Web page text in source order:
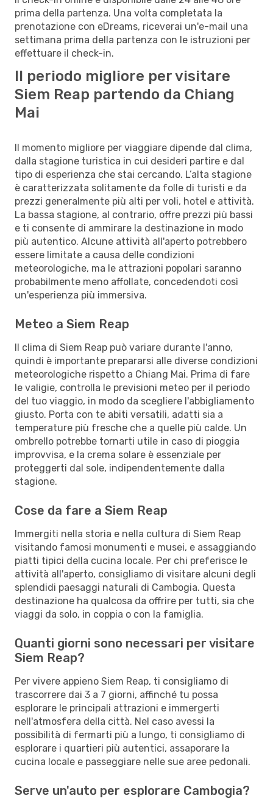
prima della partenza. Una volta completata la
prenotazione con eDreams, riceverai un'e-mail una
settimana prima della partenza con le istruzioni per
effettuare il check-in.
Il periodo migliore per visitare
Siem Reap partendo da Chiang
Mai
Il momento migliore per viaggiare dipende dal clima,
dalla stagione turistica in cui desideri partire e dal
tipo di esperienza che stai cercando. L’alta stagione
è caratterizzata solitamente da folle di turisti e da
prezzi generalmente più alti per voli, hotel e attività.
La bassa stagione, al contrario, offre prezzi più bassi
e ti consente di ammirare la destinazione in modo
più autentico. Alcune attività all'aperto potrebbero
essere limitate a causa delle condizioni
meteorologiche, ma le attrazioni popolari saranno
probabilmente meno affollate, concedendoti così
un'esperienza più immersiva.
Meteo a Siem Reap
Il clima di Siem Reap può variare durante l'anno,
quindi è importante prepararsi alle diverse condizioni
meteorologiche rispetto a Chiang Mai. Prima di fare
le valigie, controlla le previsioni meteo per il periodo
del tuo viaggio, in modo da scegliere l'abbigliamento
giusto. Porta con te abiti versatili, adatti sia a
temperature più fresche che a quelle più calde. Un
ombrello potrebbe tornarti utile in caso di pioggia
improvvisa, e la crema solare è essenziale per
proteggerti dal sole, indipendentemente dalla
stagione.
Cose da fare a Siem Reap
Immergiti nella storia e nella cultura di Siem Reap
visitando famosi monumenti e musei, e assaggiando
piatti tipici della cucina locale. Per chi preferisce le
attività all'aperto, consigliamo di visitare alcuni degli
splendidi paesaggi naturali di Cambogia. Questa
destinazione ha qualcosa da offrire per tutti, sia che
viaggi da solo, in coppia o con la famiglia.
Quanti giorni sono necessari per visitare
Siem Reap?
Per vivere appieno Siem Reap, ti consigliamo di
trascorrere dai 3 a 7 giorni, affinché tu possa
esplorare le principali attrazioni e immergerti
nell'atmosfera della città. Nel caso avessi la
possibilità di fermarti più a lungo, ti consigliamo di
esplorare i quartieri più autentici, assaporare la
cucina locale e passeggiare nelle sue aree pedonali.
Serve un'auto per esplorare Cambogia?